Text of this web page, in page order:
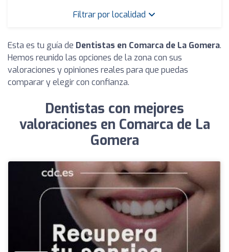
Filtrar por localidad
Esta es tu guía de Dentistas en Comarca de La Gomera.
Hemos reunido las opciones de la zona con sus
valoraciones y opiniones reales para que puedas
comparar y elegir con confianza.
Dentistas con mejores
valoraciones en Comarca de La
Gomera